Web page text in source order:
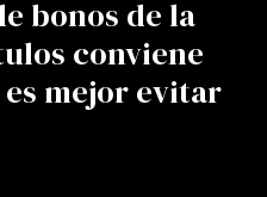
bonos de la
conviene
mejor evitar